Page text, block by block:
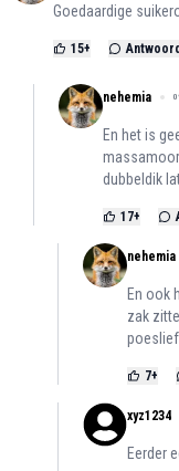
Goedaardige
15+ Antwoord
nehemia
En het is
dubbeldik
17+
nehemia
En ook
zak
poeslief
7+
xyz1234
Eerder